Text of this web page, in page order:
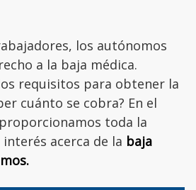
los autónomos
a la baja médica.
requisitos para obtener la
cuánto se cobra? En el
toda la
acerca de la baja